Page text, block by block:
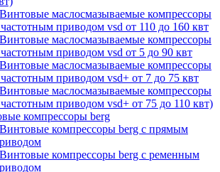
маслосмазываемые компрессоры
приводом vsd от 110 до 160 квт
маслосмазываемые компрессоры
приводом vsd от 5 до 90 квт
маслосмазываемые компрессоры
приводом vsd+ от 7 до 75 квт
маслосмазываемые компрессоры
приводом vsd+ от 75 до 110 квт)
компрессоры berg
компрессоры berg с прямым
компрессоры berg с ременным